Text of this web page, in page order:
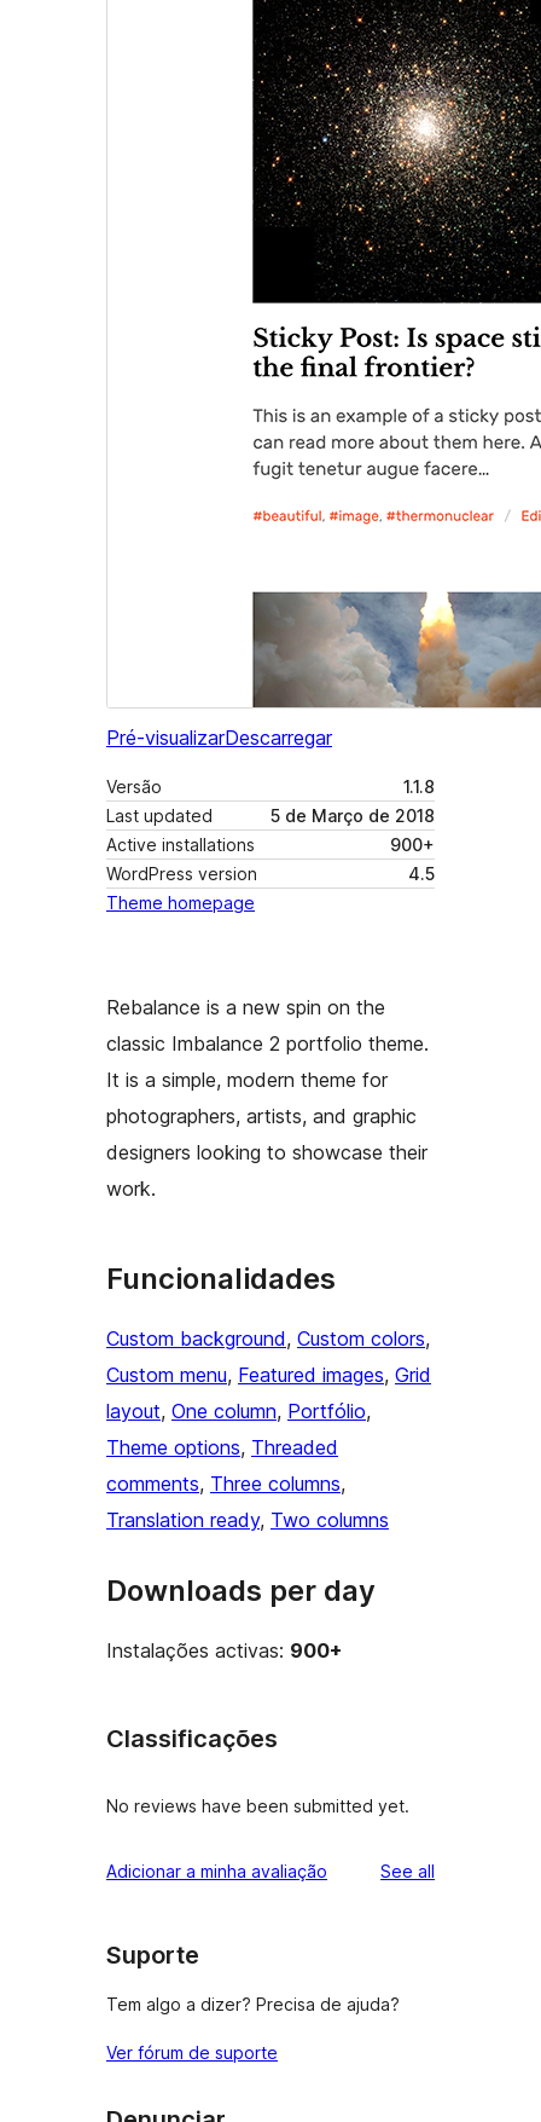
Pré-visualizarDescarregar
Versão
1.1.8
Last updated
5 de Março de 2018
Active installations
900+
WordPress version
4.5
Theme homepage
Rebalance is a new spin on the
classic Imbalance 2 portfolio theme.
It is a simple, modern theme for
photographers, artists, and graphic
designers looking to showcase their
work.
Funcionalidades
Custom background, Custom colors
Custom menu, Featured images, Grid
layout, One column, Portfólio
Theme options, Threaded
comments, Three columns
Translation ready, Two columns
Downloads per day
Instalações activas: 900+
Classificações
No reviews have been submitted yet.
Adicionar a minha avaliação See all
Suporte
Tem algo a dizer? Precisa de ajuda?
Ver fórum de suporte